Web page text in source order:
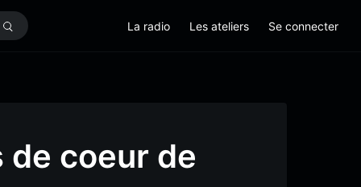
La radio Les ateliers Se connecter
de coeur de